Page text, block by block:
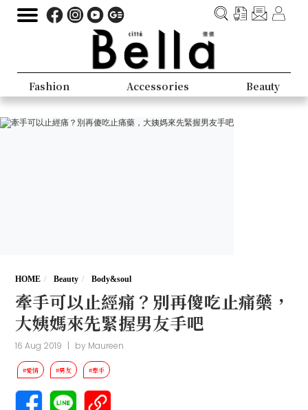
Fashion Accessories Beauty
HOME Beauty Body&soul
牽手可以止經痛？別再傻吃止痛藥，
大姨媽來先緊握男友手吧
16 Aug 2019 | by Maureen
#愛情 #男友 #牽手